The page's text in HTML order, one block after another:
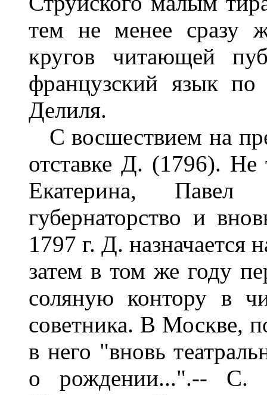
тем не менее сразу
кругов читающей
французский язык
Делиля.
С восшествием на
отставке Д. (1796). Не
Екатерина, Павел
губернаторство и
1797 г. Д. назначается
затем в том же году
соляную контору в
советника. В Москве,
в него "вновь
о рождении...".-- С.